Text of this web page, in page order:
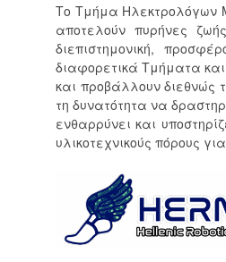
Το Τμήμα Ηλεκτρολόγων
αποτελούν πυρήνες
διεπιστημονική,
διαφορετικά Τμήματα και
και προβάλλουν διεθνώς
τη δυνατότητα να
ενθαρρύνει και
υλικοτεχνικούς πόρους